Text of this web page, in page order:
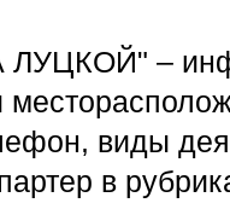
–
виды
в